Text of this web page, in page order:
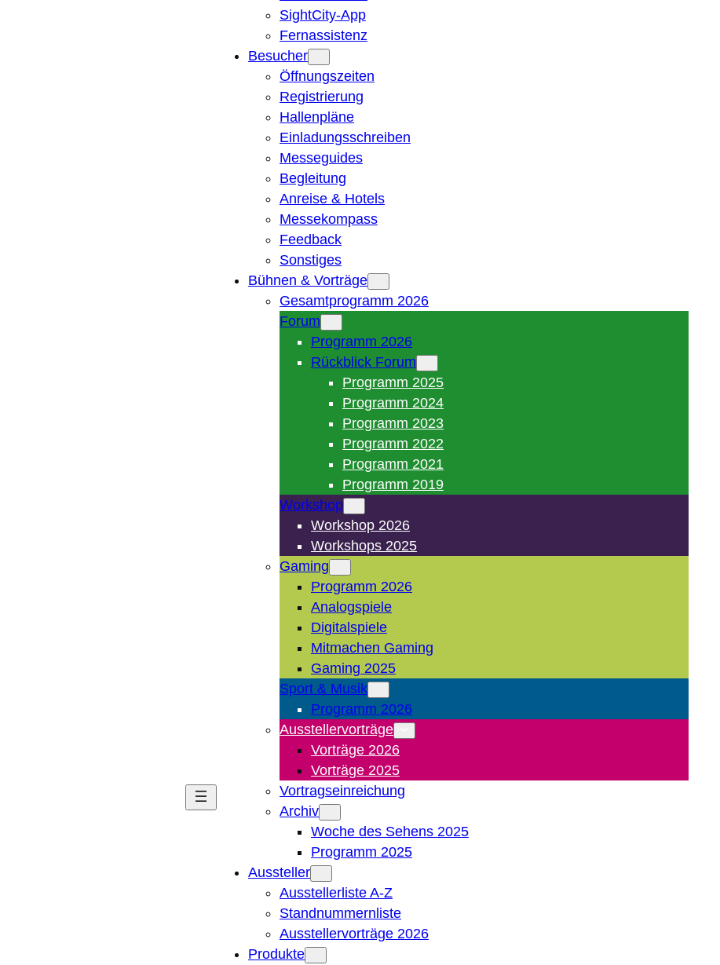
SightCity-App
Fernassistenz
Besucher
Öffnungszeiten
Registrierung
Hallenpläne
Einladungsschreiben
Messeguides
Begleitung
Anreise & Hotels
Messekompass
Feedback
Sonstiges
Bühnen & Vorträge
Gesamtprogramm 2026
Forum
Programm 2026
Rückblick Forum
Programm 2025
Programm 2024
Programm 2023
Programm 2022
Programm 2021
Programm 2019
Workshop
Workshop 2026
Workshops 2025
Gaming
Programm 2026
Analogspiele
Digitalspiele
Mitmachen Gaming
Gaming 2025
Sport & Musik
Programm 2026
Ausstellervorträge
Vorträge 2026
Vorträge 2025
Vortragseinreichung
Archiv
Woche des Sehens 2025
Programm 2025
Aussteller
Ausstellerliste A-Z
Standnummernliste
Ausstellervorträge 2026
Produkte